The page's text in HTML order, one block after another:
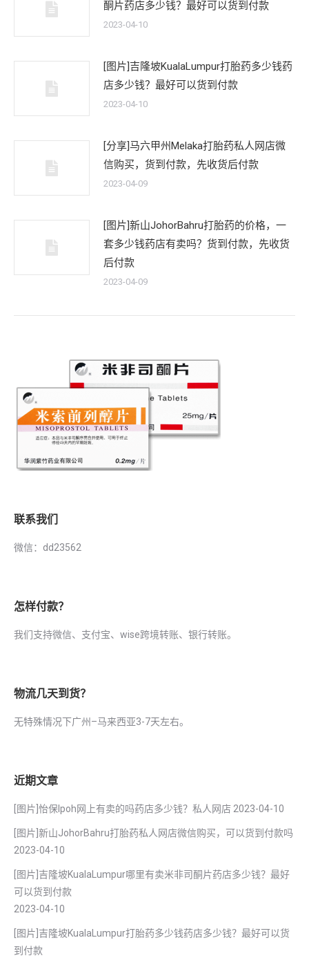
酮片药店多少钱？最好可以货到付款
2023-04-10
[图片]吉隆坡KualaLumpur打胎药多少钱药
店多少钱？最好可以货到付款
2023-04-10
[分享]马六甲州Melaka打胎药私人网店微
信购买，货到付款，先收货后付款
2023-04-09
[图片]新山JohorBahru打胎药的价格，一
套多少钱药店有卖吗？货到付款，先收货
后付款
2023-04-09
联系我们
微信：dd23562
怎样付款？
我们支持微信、支付宝、wise跨境转账、银行转账。
物流几天到货？
无特殊情况下广州–马来西亚3-7天左右。
近期文章
[图片]怡保lpoh网上有卖的吗药店多少钱？私人网店 2023-04-10
[图片]新山JohorBahru打胎药私人网店微信购买，可以货到付款吗
2023-04-10
[图片]吉隆坡KualaLumpur哪里有卖米非司酮片药店多少钱？最好
可以货到付款
2023-04-10
[图片]吉隆坡KualaLumpur打胎药多少钱药店多少钱？最好可以货
到付款